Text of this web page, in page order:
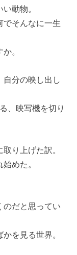
動物。
でそんなに一生
。
自分の映し出し
、映写機を切り
り上げた訳。
めた。
のだと思ってい
を見る世界。